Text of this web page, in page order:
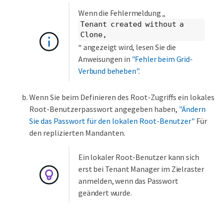
Wenn die Fehlermeldung „
Tenant created without a
Clone,
“ angezeigt wird, lesen Sie die
Anweisungen in "Fehler beim Grid-
Verbund beheben".
Wenn Sie beim Definieren des Root-Zugriffs ein lokales
Root-Benutzerpasswort angegeben haben, "Ändern
Sie das Passwort für den lokalen Root-Benutzer" Für
den replizierten Mandanten.
Ein lokaler Root-Benutzer kann sich
erst bei Tenant Manager im Zielraster
anmelden, wenn das Passwort
geändert wurde.